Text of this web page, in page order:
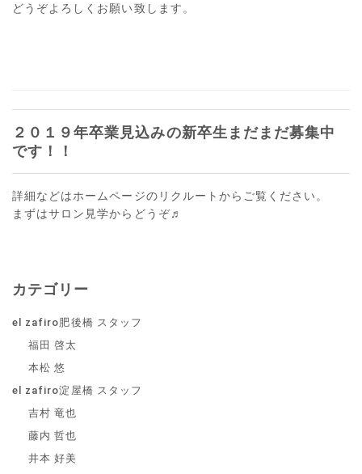
どうぞよろしくお願い致します。
２０１９年卒業見込みの新卒生まだまだ募集中
です！！
詳細などはホームページのリクルートからご覧ください。
まずはサロン見学からどうぞ♬
カテゴリー
el zafiro肥後橋 スタッフ
福田 啓太
本松 悠
el zafiro淀屋橋 スタッフ
吉村 竜也
藤内 哲也
井本 好美